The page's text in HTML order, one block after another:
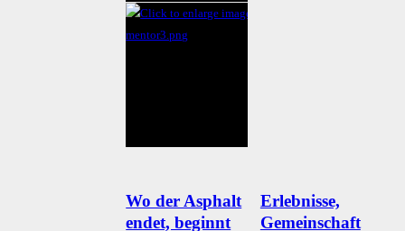
Wo der Asphalt
endet, beginnt
Erlebnisse,
Gemeinschaft